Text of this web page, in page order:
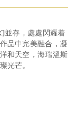
並存，處處閃耀着
品中完美融合，凝
和天空，海瑞溫斯
光芒。